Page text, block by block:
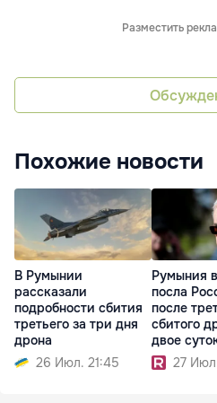
Разместить
Похожие новости
В Румынии
рассказали
подробности сбития
третьего за три дня
дрона
26 Июл. 21:45
Румыния
посла
после
сбитого
двое
27